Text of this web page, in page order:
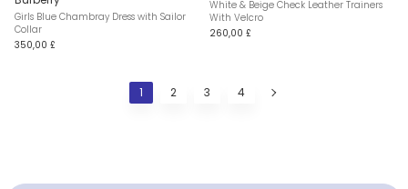
Girls Blue Chambray Dress with Sailor
Collar
350,00 £
White & Beige Check Leather Trainers
With Velcro
260,00 £
1 2 3 4